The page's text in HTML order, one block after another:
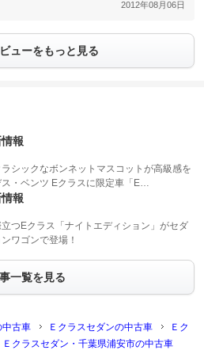
2012年08月06日
ューをもっと見る
報
シックなボンネットマスコットが高級感を
・ベンツ Eクラスに限定車「E…
報
つEクラス「ナイトエディション」がセダ
ワゴンで登場！
一覧を見る
中古車 Ｅクラスセダンの中古車
Ｅク
Ｅクラスセダン・千葉県浦安市の中古車